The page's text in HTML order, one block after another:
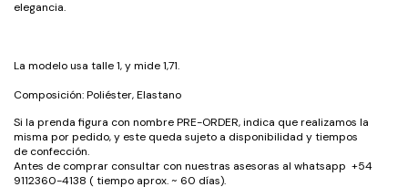
elegancia.
La modelo usa talle 1, y mide 1,71.
Composición: Poliéster, Elastano
Si la prenda figura con nombre PRE-ORDER, indica que realizamos la
misma por pedido, y este queda sujeto a disponibilidad y tiempos
de confección.
Antes de comprar consultar con nuestras asesoras al whatsapp +54
9112360-4138 ( tiempo aprox. ~ 60 días).